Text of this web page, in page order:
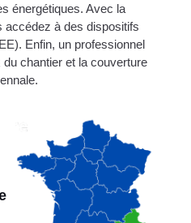
énergétiques. Avec la
accédez à des dispositifs
Enfin, un professionnel
chantier et la couverture